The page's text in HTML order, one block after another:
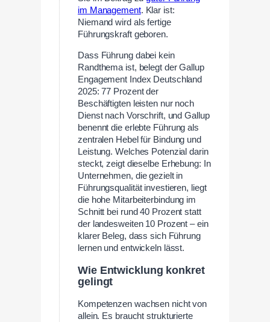
im Management. Klar ist:
Niemand wird als fertige
Führungskraft geboren.
Dass Führung dabei kein
Randthema ist, belegt der Gallup
Engagement Index Deutschland
2025: 77 Prozent der
Beschäftigten leisten nur noch
Dienst nach Vorschrift, und Gallup
benennt die erlebte Führung als
zentralen Hebel für Bindung und
Leistung. Welches Potenzial darin
steckt, zeigt dieselbe Erhebung: In
Unternehmen, die gezielt in
Führungsqualität investieren, liegt
die hohe Mitarbeiterbindung im
Schnitt bei rund 40 Prozent statt
der landesweiten 10 Prozent – ein
klarer Beleg, dass sich Führung
lernen und entwickeln lässt.
Wie Entwicklung konkret
gelingt
Kompetenzen wachsen nicht von
allein. Es braucht strukturierte